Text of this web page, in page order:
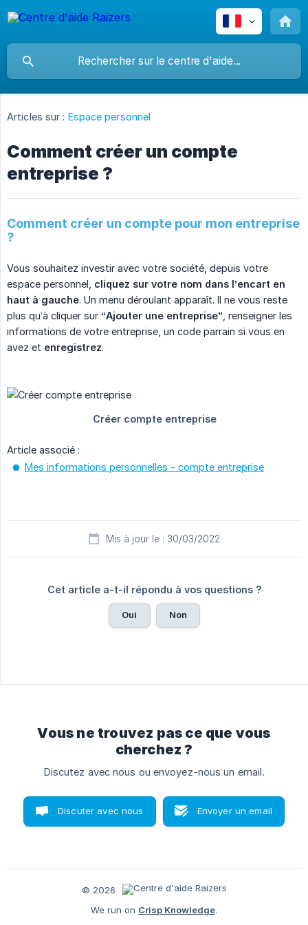
Articles sur : Espace personnel
Comment créer un compte
entreprise ?
Comment créer un compte pour mon entreprise
?
Vous souhaitez investir avec votre société, depuis votre
espace personnel, cliquez sur votre nom dans l’encart en
haut à gauche. Un menu déroulant apparaît. Il ne vous reste
plus qu’à cliquer sur “Ajouter une entreprise” , renseigner les
informations de votre entreprise, un code parrain si vous en
avez et enregistrez.
Article associé :
Mes informations personnelles - compte entreprise
Mis à jour le : 30/03/2022
Cet article a-t-il répondu à vos questions ?
Oui Non
Vous ne trouvez pas ce que vous
cherchez ?
Discutez avec nous ou envoyez-nous un email.
Discuter avec nous Envoyer un email
© 2026
We run on Crisp Knowledge.